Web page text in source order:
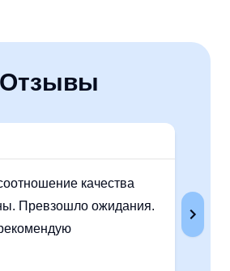
Отзывы
качества
Превзошло ожидания.